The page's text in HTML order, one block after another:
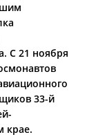
С 21 ноября
33­-й
крае.